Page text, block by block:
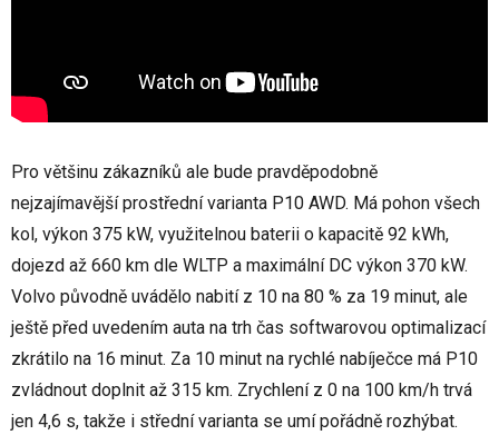
Pro většinu zákazníků ale bude pravděpodobně
nejzajímavější prostřední varianta P10 AWD. Má pohon všech
kol, výkon 375 kW, využitelnou baterii o kapacitě 92 kWh,
dojezd až 660 km dle WLTP a maximální DC výkon 370 kW.
Volvo původně uvádělo nabití z 10 na 80 % za 19 minut, ale
ještě před uvedením auta na trh čas softwarovou optimalizací
zkrátilo na 16 minut. Za 10 minut na rychlé nabíječce má P10
zvládnout doplnit až 315 km. Zrychlení z 0 na 100 km/h trvá
jen 4,6 s, takže i střední varianta se umí pořádně rozhýbat.